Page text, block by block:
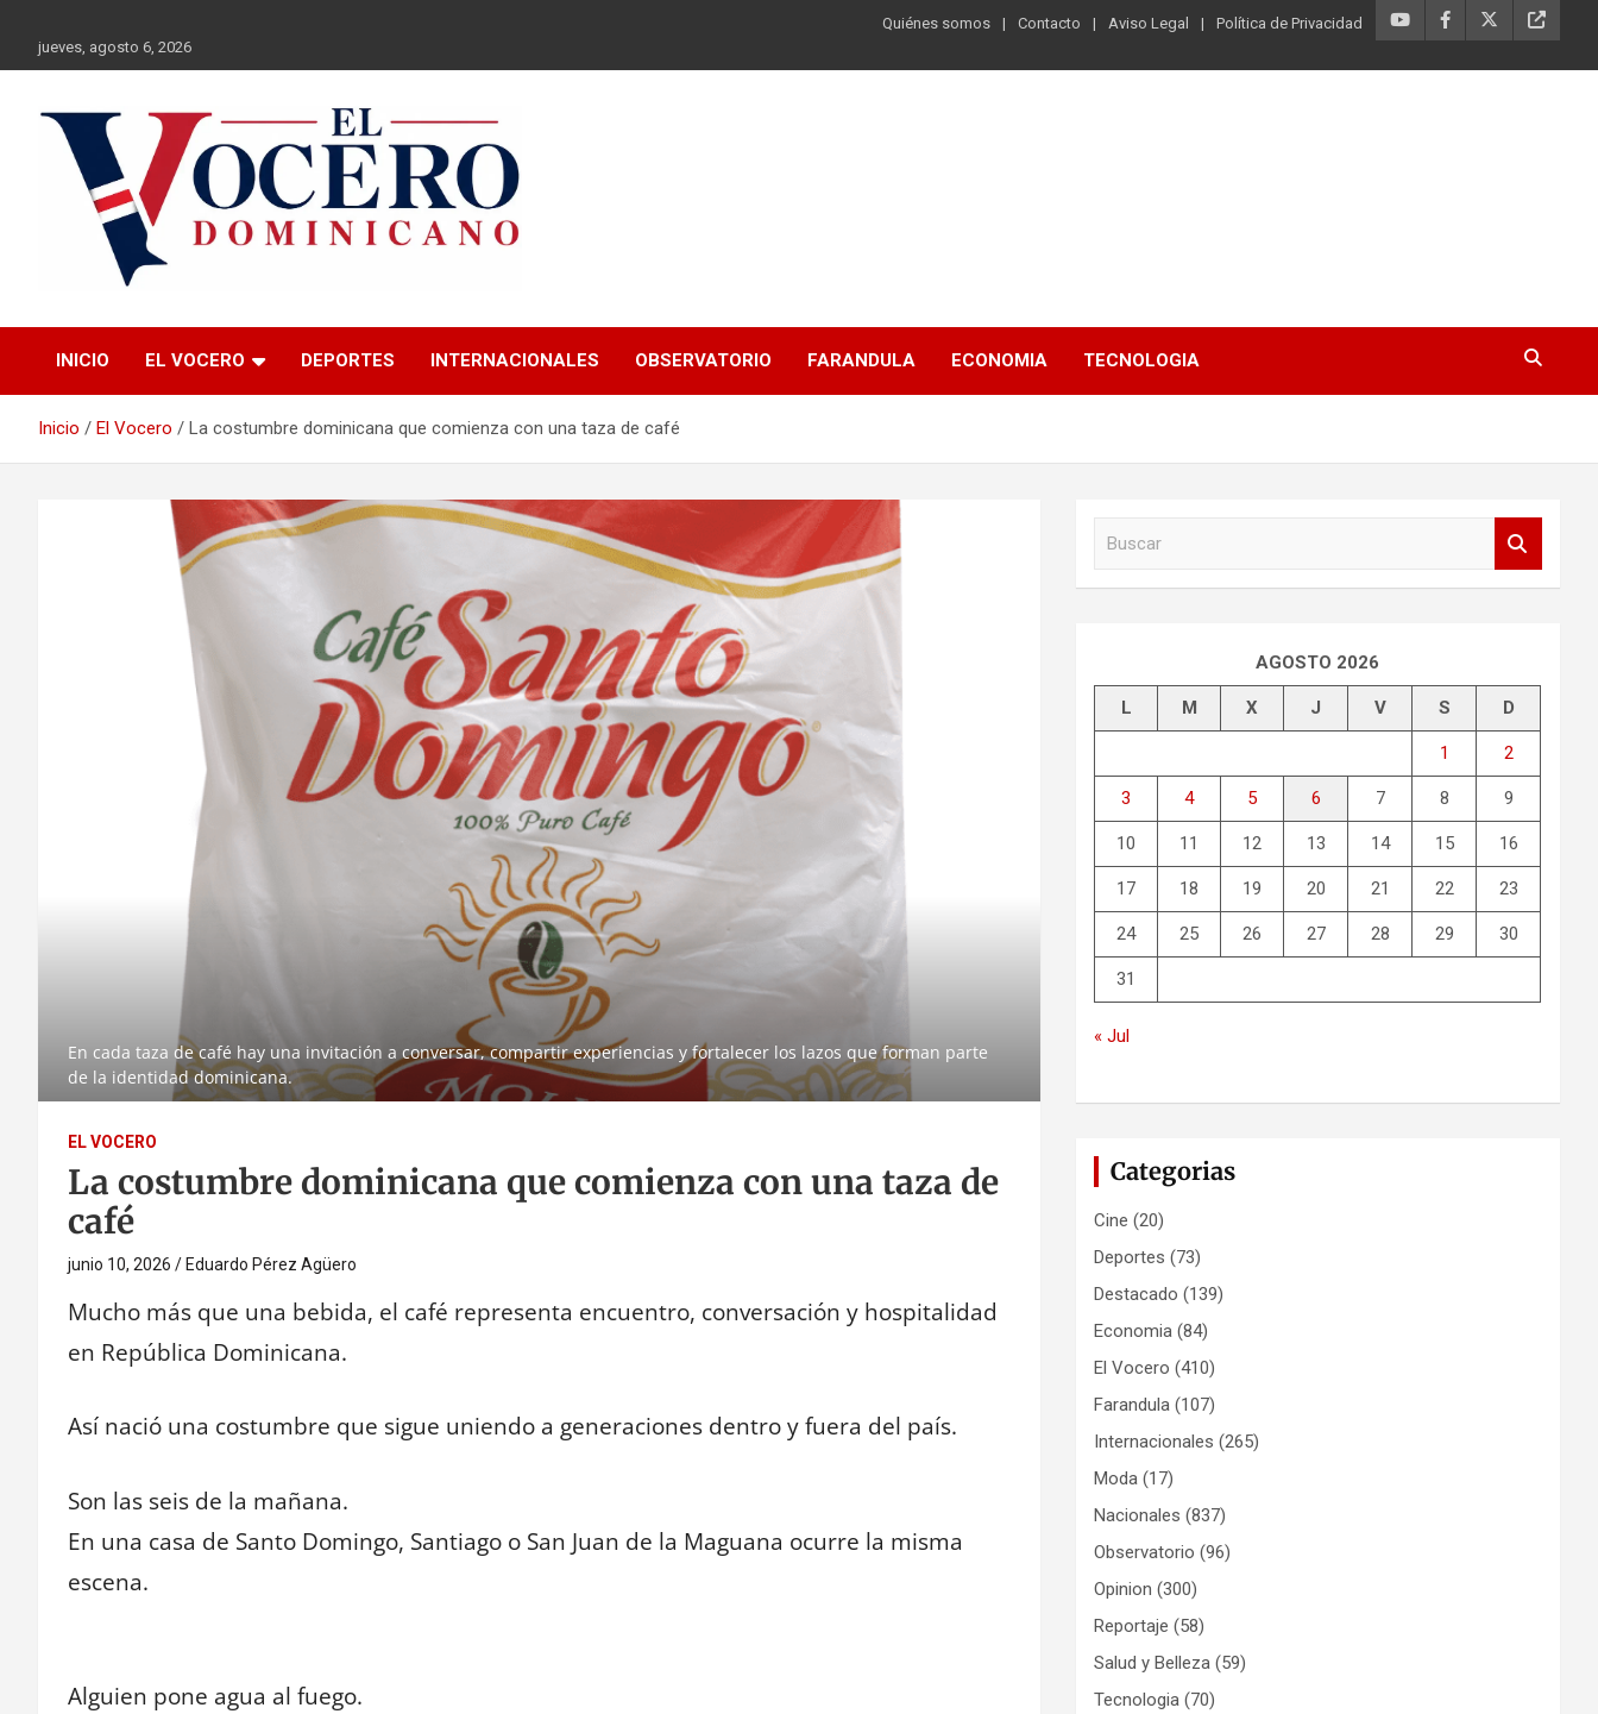
contenido
jueves, agosto 6, 2026
Quiénes somos Contacto Aviso Legal Política de Privacidad
El Vocero
Dominicano
INICIO EL VOCERO DEPORTES INTERNACIONALES OBSERVATORIO FARANDULA ECONOMIA TECNOLOGIA
Inicio El Vocero La costumbre dominicana que comienza con una taza de café
En cada taza de café hay una invitación a conversar, compartir experiencias y fortalecer los lazos que forman parte
de la identidad dominicana.
EL VOCERO
La costumbre dominicana que comienza con una taza de
café
junio 10, 2026 Eduardo Pérez Agüero
Mucho más que una bebida, el café representa encuentro, conversación y hospitalidad
en República Dominicana.
Así nació una costumbre que sigue uniendo a generaciones dentro y fuera del país.
Son las seis de la mañana.
En una casa de Santo Domingo, Santiago o San Juan de la Maguana ocurre la misma
escena.
Alguien pone agua al fuego.
AGOSTO 2026
L M X J V S D
1 2
3 4 5 6 7 8 9
10 11 12 13 14 15 16
17 18 19 20 21 22 23
24 25 26 27 28 29 30
31
« Jul
Categorias
Cine (20)
Deportes (73)
Destacado (139)
Economia (84)
El Vocero (410)
Farandula (107)
Internacionales (265)
Moda (17)
Nacionales (837)
Observatorio (96)
Opinion (300)
Reportaje (58)
Salud y Belleza (59)
Tecnologia (70)